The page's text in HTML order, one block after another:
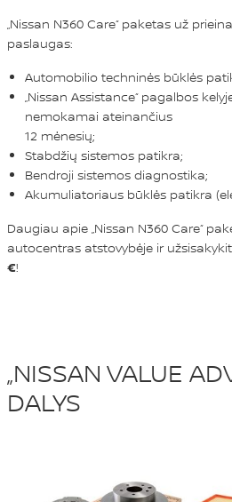
„Nissan N360 Care“ paketas už
paslaugas:
Automobilio techninės būklės
„Nissan Assistance“ pagalbos
nemokamai ateinančius
12 mėnesių;
Stabdžių sistemos patikra;
Bendroji sistemos diagnostika;
Akumuliatoriaus būklės patikra
Daugiau apie „Nissan N360 Care“
autocentras atstovybėje ir
€!
„NISSAN VALUE
DALYS